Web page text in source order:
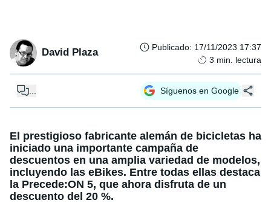
David Plaza Publicado: 17/11/2023 17:37
3 min. lectura
Síguenos en Google
El prestigioso fabricante alemán de bicicletas ha
iniciado una importante campaña de
descuentos en una amplia variedad de modelos,
incluyendo las eBikes. Entre todas ellas destaca
la Precede:ON 5, que ahora disfruta de un
descuento del 20 %.